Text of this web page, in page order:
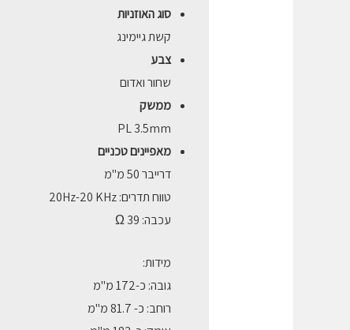
סוג האוזניות
קשת גיימינג
צבע
שחור ואדום
ממשק
PL 3.5mm
מאפיינים טכניים
דרייבר 50 מ"מ
טווח תדרים: 20Hz-20 KHz
עכבה: Ω 39
מידות:
גובה: כ-172 מ"מ
רוחב: כ- 81.7 מ"מ